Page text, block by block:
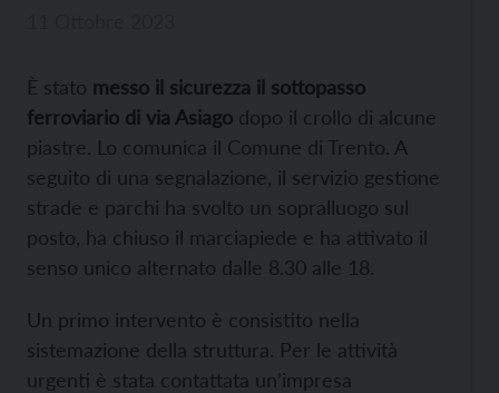
È stato messo il sicurezza il sottopasso
ferroviario di via Asiago dopo il crollo di alcune
piastre. Lo comunica il Comune di Trento. A
seguito di una segnalazione, il servizio gestione
strade e parchi ha svolto un sopralluogo sul
posto, ha chiuso il marciapiede e ha attivato il
senso unico alternato dalle 8.30 alle 18.
Un primo intervento è consistito nella
sistemazione della struttura. Per le attività
urgenti è stata contattata un’impresa